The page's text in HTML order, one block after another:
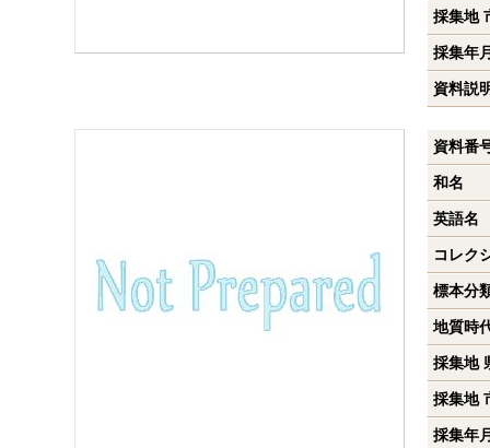
採集地
採集年
資料説
資料番
和名
英語名
コレク
標本分
地質時
採集地
採集地
採集年